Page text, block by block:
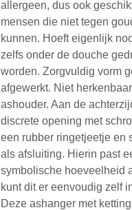
allergeen, dus ook
mensen die niet tegen
kunnen. Hoeft eigenlijk
zelfs onder de douche
worden. Zorgvuldig vorm
afgewerkt. Niet
ashouder. Aan de
discrete opening met
een rubber ringetjeetje en
als afsluiting. Hierin past
symbolische hoeveelheid
kunt dit er eenvoudig zelf
Deze ashanger met